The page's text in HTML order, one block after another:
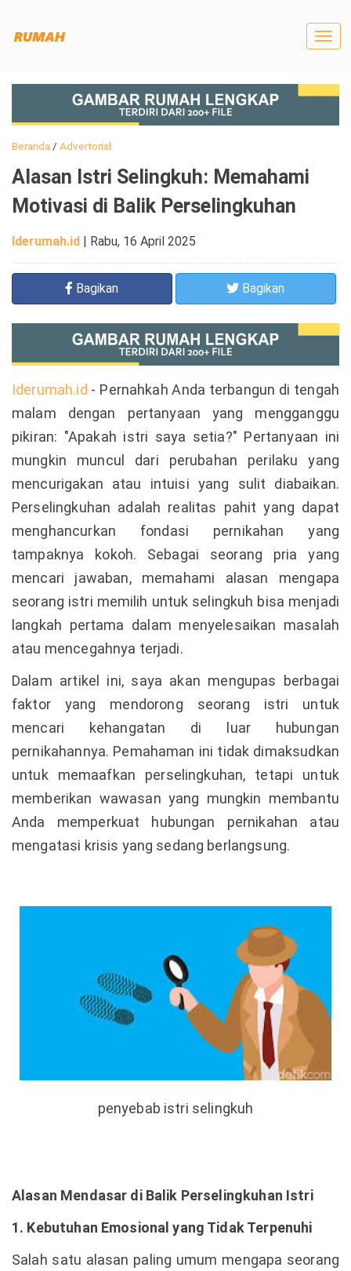
Beranda/ Advertorial
Alasan Istri Selingkuh: Memahami
Motivasi di Balik Perselingkuhan
Iderumah.id Rabu, 16 April 2025
Bagikan Bagikan
Iderumah.id - Pernahkah Anda terbangun di tengah
malam dengan pertanyaan yang mengganggu
pikiran: "Apakah istri saya setia?" Pertanyaan ini
mungkin muncul dari perubahan perilaku yang
mencurigakan atau intuisi yang sulit diabaikan.
Perselingkuhan adalah realitas pahit yang dapat
menghancurkan fondasi pernikahan yang
tampaknya kokoh. Sebagai seorang pria yang
mencari jawaban, memahami alasan mengapa
seorang istri memilih untuk selingkuh bisa menjadi
langkah pertama dalam menyelesaikan masalah
atau mencegahnya terjadi.
Dalam artikel ini, saya akan mengupas berbagai
faktor yang mendorong seorang istri untuk
mencari kehangatan di luar hubungan
pernikahannya. Pemahaman ini tidak dimaksudkan
untuk memaafkan perselingkuhan, tetapi untuk
memberikan wawasan yang mungkin membantu
Anda memperkuat hubungan pernikahan atau
mengatasi krisis yang sedang berlangsung.
penyebab istri selingkuh
Alasan Mendasar di Balik Perselingkuhan Istri
1. Kebutuhan Emosional yang Tidak Terpenuhi
Salah satu alasan paling umum mengapa seorang